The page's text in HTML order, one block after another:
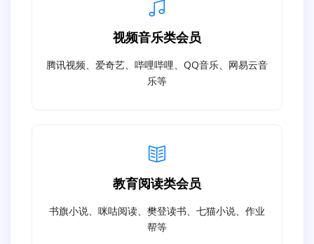
视频音乐类会员
腾讯视频、爱奇艺、哔哩哔哩、QQ音乐、网易云音
乐等
教育阅读类会员
书旗小说、咪咕阅读、樊登读书、七猫小说、作业
帮等